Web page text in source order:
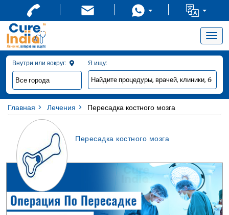
Внутри или вокруг:
Я ищу:
Главная Лечения Пересадка костного мозга
Пересадка костного мозга